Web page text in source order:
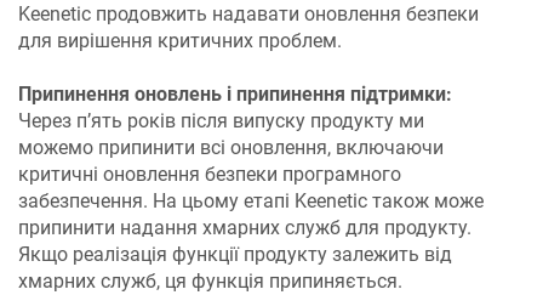
Keenetic продовжить надавати оновлення безпеки
для вирішення критичних проблем.
Припинення оновлень і припинення підтримки:
Через п’ять років після випуску продукту ми
можемо припинити всі оновлення, включаючи
критичні оновлення безпеки програмного
забезпечення. На цьому етапі Keenetic також може
припинити надання хмарних служб для продукту.
Якщо реалізація функції продукту залежить від
хмарних служб, ця функція припиняється.